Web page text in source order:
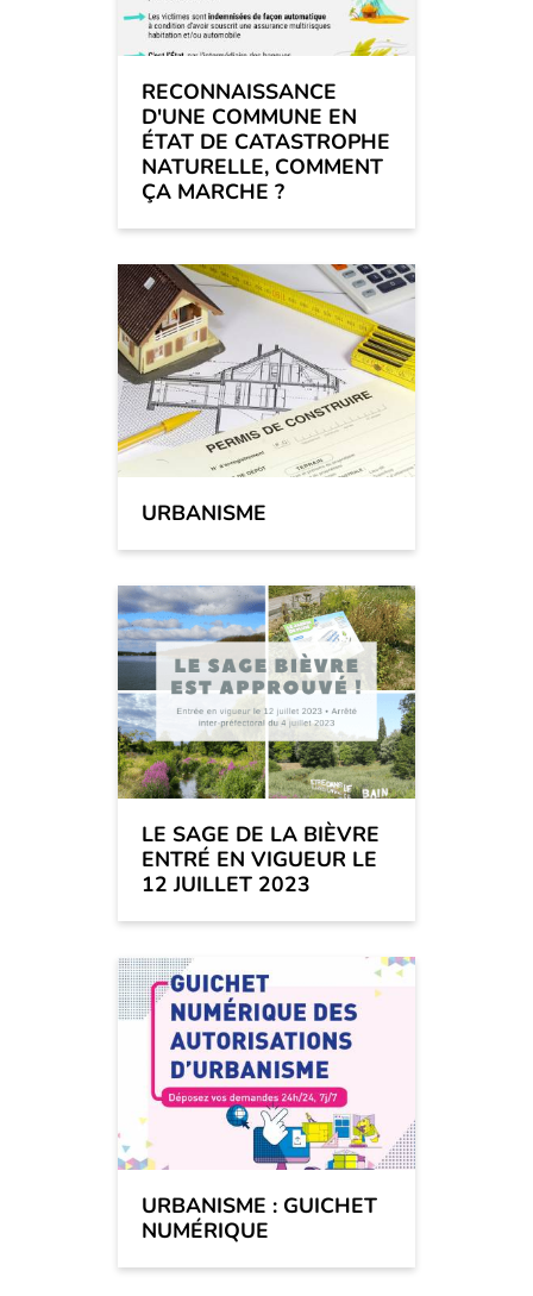
RECONNAISSANCE
D'UNE COMMUNE EN
ÉTAT DE CATASTROPHE
NATURELLE, COMMENT
ÇA MARCHE ?
URBANISME
LE SAGE DE LA BIÈVRE
ENTRÉ EN VIGUEUR LE
12 JUILLET 2023
URBANISME : GUICHET
NUMÉRIQUE